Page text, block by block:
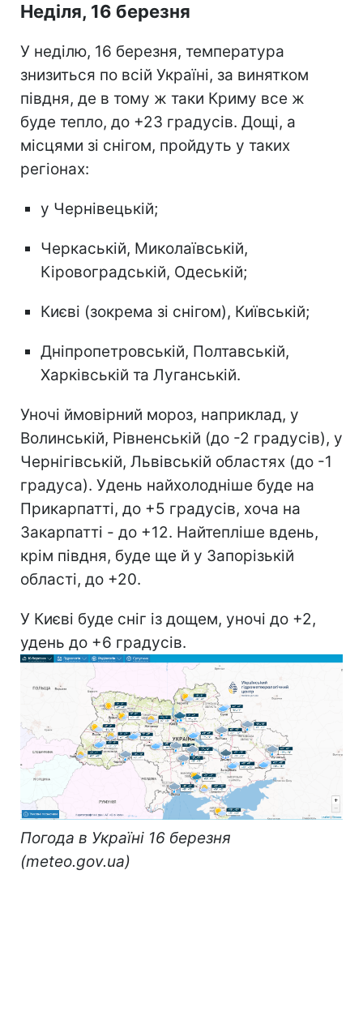
Неділя, 16 березня
У неділю, 16 березня, температура
знизиться по всій Україні, за винятком
півдня, де в тому ж таки Криму все ж
буде тепло, до +23 градусів. Дощі, а
місцями зі снігом, пройдуть у таких
регіонах:
у Чернівецькій;
Черкаській, Миколаївській,
Кіровоградській, Одеській;
Києві (зокрема зі снігом), Київській;
Дніпропетровській, Полтавській,
Харківській та Луганській.
Уночі ймовірний мороз, наприклад, у
Волинській, Рівненській (до -2 градусів), у
Чернігівській, Львівській областях (до -1
градуса). Удень найхолодніше буде на
Прикарпатті, до +5 градусів, хоча на
Закарпатті - до +12. Найтепліше вдень,
крім півдня, буде ще й у Запорізькій
області, до +20.
У Києві буде сніг із дощем, уночі до +2,
удень до +6 градусів.
Погода в Україні 16 березня
(meteo.gov.ua)